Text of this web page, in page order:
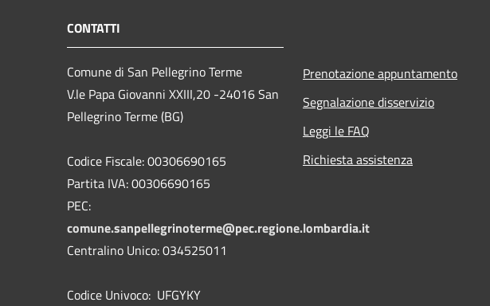
CONTATTI
Comune di San Pellegrino Terme
V.le Papa Giovanni XXIII,20 -24016 San
Pellegrino Terme (BG)
Codice Fiscale: 00306690165
Partita IVA: 00306690165
PEC:
comune.sanpellegrinoterme@pec.regione.lombardia.it
Centralino Unico: 034525011
Codice Univoco: UFGYKY
Prenotazione appuntamento
Segnalazione disservizio
Leggi le FAQ
Richiesta assistenza